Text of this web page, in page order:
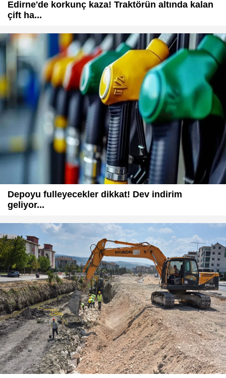
Edirne'de korkunç kaza! Traktörün altında kalan
çift ha...
Depoyu fulleyecekler dikkat! Dev indirim
geliyor...